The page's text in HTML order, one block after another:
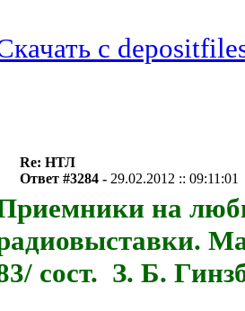
с
Re: НТЛ
Ответ #3284 - 29.02.2012 :: 09:11:01
на
сост. З. Б.